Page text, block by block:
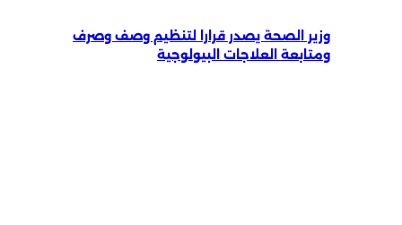
وزير الصحة يصدر قرارا لتنظيم وصف وصرف
ومتابعة العلاجات البيولوجية